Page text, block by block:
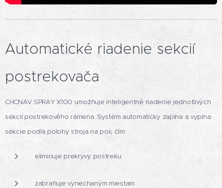
Automatické riadenie sekcií
postrekovača
CHCNAV SPRAY X100 umožňuje inteligentné riadenie jednotlivých
sekcií postrekového ramena. Systém automaticky zapína a vypína
sekcie podľa polohy stroja na poli, čím:
eliminuje prekryvy postreku
zabraňuje vynechaným miestam